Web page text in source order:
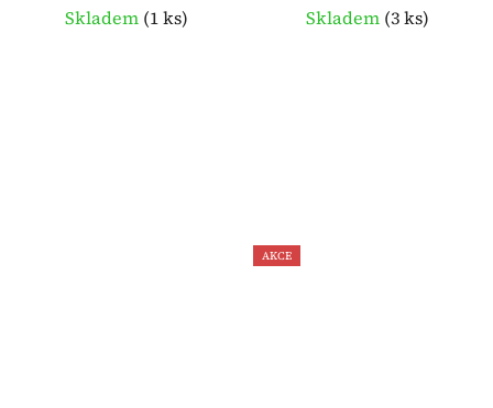
Skladem (1 ks) Skladem (3 ks)
AKCE